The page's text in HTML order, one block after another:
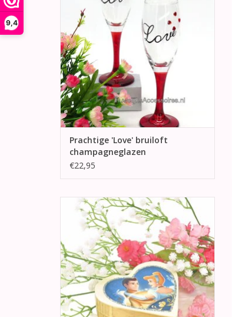
9,4
sprankelende rode hartjes. Deze
champagneglazen hebben een rode steel
en voet.
TOEVOEGEN AAN WINKELWAGEN
Prachtige 'Love' bruiloft
champagneglazen
€22,95
Super mooie houten hartvormige
trouwring doosje. Aan de bovenkant is
een afdruk van Cinderella en prins.
TOEVOEGEN AAN WINKELWAGEN